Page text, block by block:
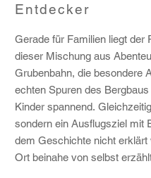
Entdecker
Gerade für Familien liegt der
dieser Mischung aus
Grubenbahn, die besondere
echten Spuren des
Kinder spannend.
sondern ein Ausflugsziel mit
dem Geschichte nicht
Ort beinahe von selbst